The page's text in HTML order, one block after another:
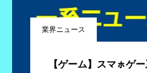
業界ニュース
【ゲーム】スマㇹゲ